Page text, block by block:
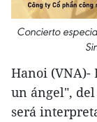
Concierto
Hanoi (VNA)-
un ángel",
será